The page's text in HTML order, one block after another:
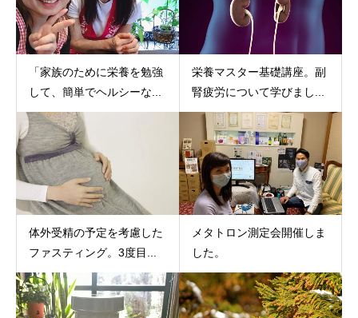
「家族のために栄養を勉強
して、簡単でヘルシーな...
栄養マスター基礎講座。副
腎疲労について学びまし...
体外受精の予定を考慮した
ファスティング。3度目...
メタトロン測定会開催しま
した。